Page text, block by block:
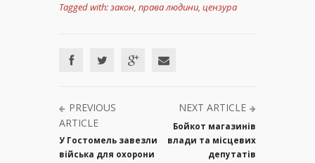
Tagged with:закон, права людини, цензура
PREVIOUS
ARTICLE
У Гостомель завезли
війська для охорони
NEXT ARTICLE
Бойкот магазинів
влади та місцевих
депутатів